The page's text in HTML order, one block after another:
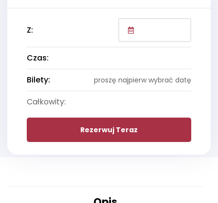
Z:
Czas:
Bilety:
proszę najpierw wybrać datę
Całkowity:
Rezerwuj Teraz